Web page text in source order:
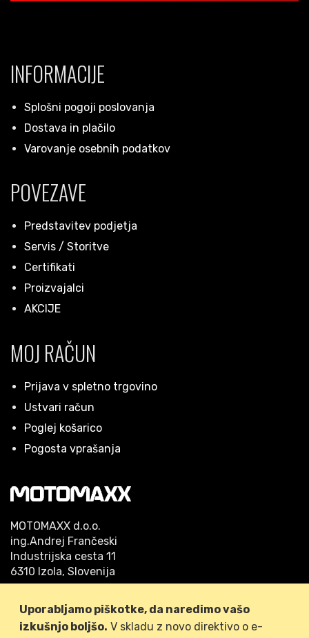
Uporabljamo piškotke, da naredimo vašo
izkušnjo boljšo. V skladu z novo direktivo o e-
INFORMACIJE
Splošni pogoji poslovanja
Dostava in plačilo
Varovanje osebnih podatkov
POVEZAVE
Predstavitev podjetja
Servis / Storitve
Certifikati
Proizvajalci
AKCIJE
MOJ RAČUN
Prijava v spletno trgovino
Ustvari račun
Poglej košarico
Pogosta vprašanja
MOTOMAXX d.o.o.
ing.Andrej Frančeski
Industrijska cesta 11
6310 Izola, Slovenija
Telefon: 05/640 42 53
GSM: 041/778-509